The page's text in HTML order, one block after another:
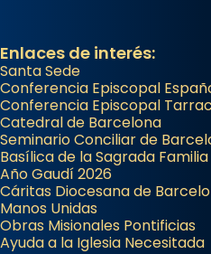
Enlaces de interés:
Santa Sede
Conferencia Episcopal
Conferencia Episcopal
Catedral de Barcelona
Seminario Conciliar de
Basílica de la Sagrada Familia
Año Gaudí 2026
Cáritas Diocesana de
Manos Unidas
Obras Misionales Pontificias
Ayuda a la Iglesia Necesitada